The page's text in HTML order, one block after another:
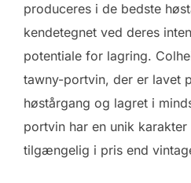
produceres i de bedste
kendetegnet ved deres
potentiale for lagring.
tawny-portvin, der er lavet
høstårgang og lagret i
portvin har en unik
tilgængelig i pris end